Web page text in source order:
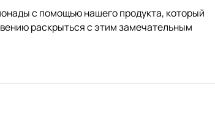
с помощью нашего продукта, который
раскрыться с этим замечательным